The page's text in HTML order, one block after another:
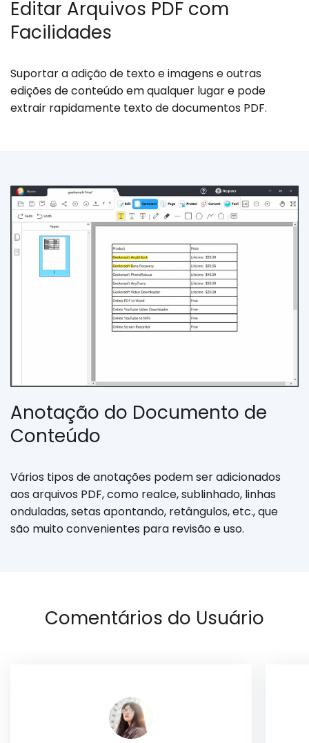
Editar Arquivos PDF com
Facilidades
Suportar a adição de texto e imagens e outras
edições de conteúdo em qualquer lugar e pode
extrair rapidamente texto de documentos PDF.
Anotação do Documento de
Conteúdo
Vários tipos de anotações podem ser adicionados
aos arquivos PDF, como realce, sublinhado, linhas
onduladas, setas apontando, retângulos, etc., que
são muito convenientes para revisão e uso.
Comentários do Usuário